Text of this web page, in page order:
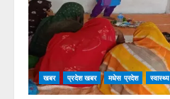
खबर प्रदेश खबर मधेस प्रदेश स्वास्थ्य